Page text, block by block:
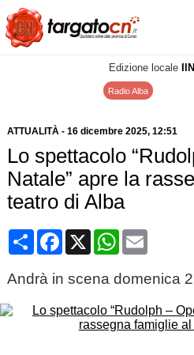
Edizione locale
Radio Alba
ATTUALITÀ- 16 dicembre 2025, 12:51
Lo spettacolo
Natale” apre la
teatro di Alba
CondividiFacebook
X WhatsApp
Email
Andrà in scena domenica